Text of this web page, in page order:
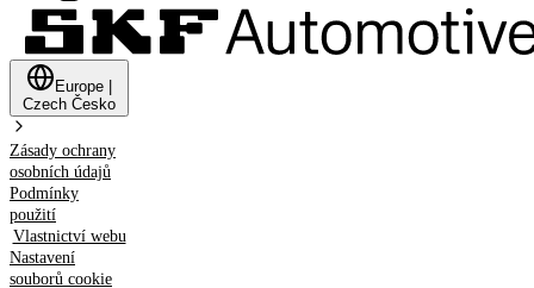
Europe
Czech Česko
Zásady ochrany
osobních údajů
Podmínky
použití
Vlastnictví webu
Nastavení
souborů cookie